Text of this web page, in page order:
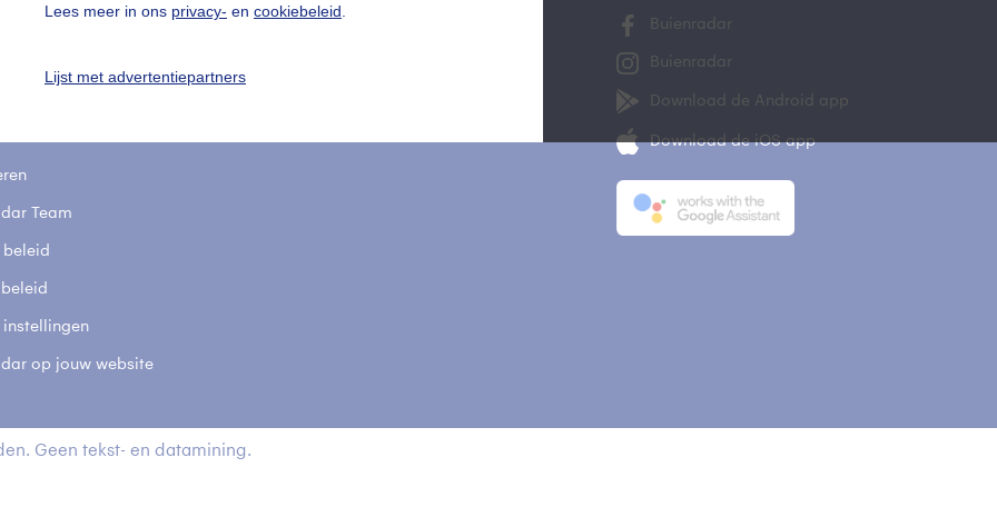
Lees meer in ons privacy- en cookiebeleid
Lijst met advertentiepartners
vragen
Team
beleid
instellingen
op jouw website
Buienradar
Buienradar
Download de Android app
Download de iOS app
Geen tekst- en datamining.